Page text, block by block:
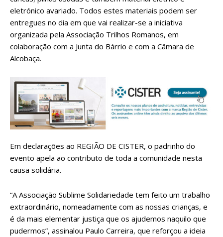
eletrónico avariado. Todos estes materiais podem ser
entregues no dia em que vai realizar-se a iniciativa
organizada pela Associação Trilhos Romanos, em
colaboração com a Junta do Bárrio e com a Câmara de
Alcobaça.
Em declarações ao REGIÃO DE CISTER, o padrinho do
evento apela ao contributo de toda a comunidade nesta
causa solidária.
“A Associação Sublime Solidariedade tem feito um trabalho
extraordinário, nomeadamente com as nossas crianças, e
é da mais elementar justiça que os ajudemos naquilo que
pudermos”, assinalou Paulo Carreira, que reforçou a ideia